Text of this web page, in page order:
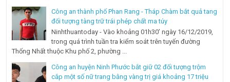
Công an thành phố Phan Rang - Tháp Chàm bắt quả tang
đối tượng tàng trữ trái phép chất ma túy
Ninhthuantoday - Vào khoảng 01h30’ ngày 16/12/2019,
trong quá trình tuần tra kiểm soát trên tuyến đường
Thống Nhất thuộc Khu phố 2, phường ...
Công an huyện Ninh Phước bắt giữ 02 đối tượng trộm
cắp một số nữ trang bằng vàng trị giá khoảng 17 triệu